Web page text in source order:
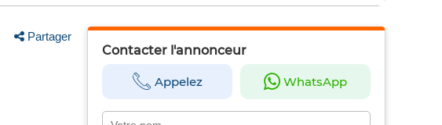
Partager
Contacter l'annonceur
Appelez WhatsApp